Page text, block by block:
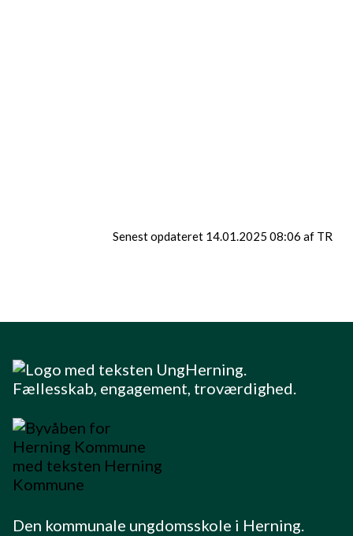
Senest opdateret 14.01.2025 08:06 af TR
Den kommunale ungdomsskole i Herning.